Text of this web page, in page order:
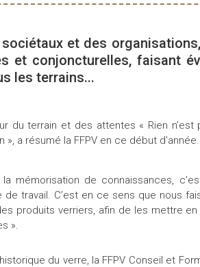
et des
et conjoncturelles, faisant
les terrains...
du terrain et des attentes « Rien
», a résumé la FFPV en ce début d'année.
mémorisation de connaissances,
travail. C’est en ce sens que nous
produits verriers, afin de les mettre
».
du verre, la FFPV Conseil et